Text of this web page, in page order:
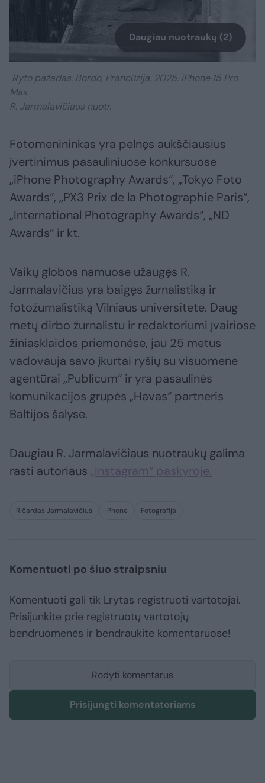
Daugiau nuotraukų (2)
Ryto pažadas. Bordo, Prancūzija, 2025. iPhone 15 Pro
Max.
R. Jarmalavičiaus nuotr.
Fotomenininkas yra pelnęs aukščiausius
įvertinimus pasauliniuose konkursuose
„iPhone Photography Awards“, „Tokyo Foto
Awards“, „PX3 Prix de la Photographie Paris“,
„International Photography Awards“, „ND
Awards“ ir kt.
Vaikų globos namuose užaugęs R.
Jarmalavičius yra baigęs žurnalistiką ir
fotožurnalistiką Vilniaus universitete. Daug
metų dirbo žurnalistu ir redaktoriumi įvairiose
žiniasklaidos priemonėse, jau 25 metus
vadovauja savo įkurtai ryšių su visuomene
agentūrai „Publicum“ ir yra pasaulinės
komunikacijos grupės „Havas“ partneris
Baltijos šalyse.
Daugiau R. Jarmalavičiaus nuotraukų galima
rasti autoriaus „Instagram“ paskyroje.
Ričardas Jarmalavičius iPhone Fotografija
Komentuoti po šiuo straipsniu
Komentuoti gali tik Lrytas registruoti vartotojai.
Prisijunkite prie registruotų vartotojų
bendruomenės ir bendraukite komentaruose!
Rodyti komentarus
Prisijungti komentatoriams